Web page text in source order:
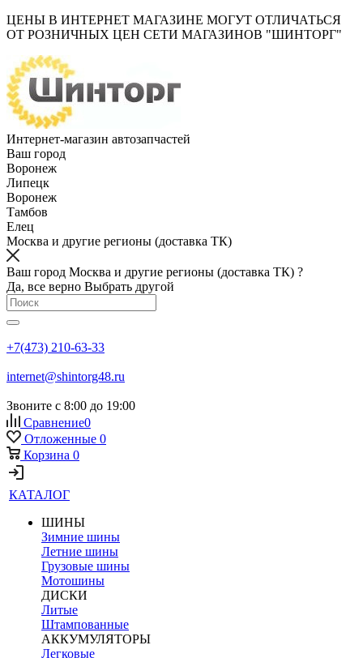
ЦЕНЫ В ИНТЕРНЕТ МАГАЗИНЕ МОГУТ ОТЛИЧАТЬСЯ
ОТ РОЗНИЧНЫХ ЦЕН СЕТИ МАГАЗИНОВ "ШИНТОРГ"
Интернет-магазин автозапчастей
Ваш город
Воронеж
Липецк
Воронеж
Тамбов
Елец
Москва и другие регионы (доставка ТК)
Ваш город Москва и другие регионы (доставка ТК) ?
Да, все верно Выбрать другой
+7(473) 210-63-33
internet@shintorg48.ru
Звоните с 8:00 до 19:00
Сравнение0
Отложенные 0
Корзина 0
КАТАЛОГ
ШИНЫ
Зимние шины
Летние шины
Грузовые шины
Мотошины
ДИСКИ
Литые
Штампованные
АККУМУЛЯТОРЫ
Легковые